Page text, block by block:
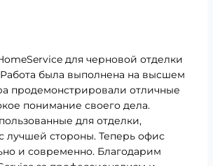
для черновой отделки
была выполнена на высшем
продемонстрировали отличные
понимание своего дела.
для отделки,
лучшей стороны. Теперь офис
и современно. Благодарим